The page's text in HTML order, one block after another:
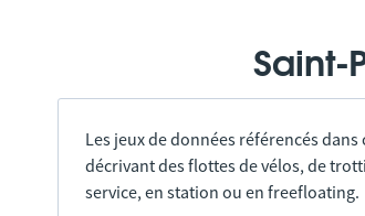
Saint-
Les jeux de données référencés
décrivant des flottes de vélos, de
service, en station ou en freefloating.